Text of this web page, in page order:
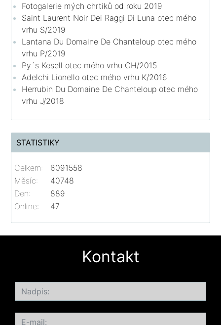
Fotogalerie mých chrtiků od roku 2019
Saint Laurent Noir Dei Raggi Di Luna otec mého
vrhu S/2019
Lantana Du Domaine De Chanteloup otec mého
vrhu P/2019
Py´s Kesell otec mého vrhu CH/2015
Adelchi Lionello otec mého vrhu K/2016
Herrubin Du Domaine De Chanteloup otec mého
vrhu J/2018
STATISTIKY
Online: 47
Celkem:
6091558
Měsíc:
40748
Den:
889
Kontakt